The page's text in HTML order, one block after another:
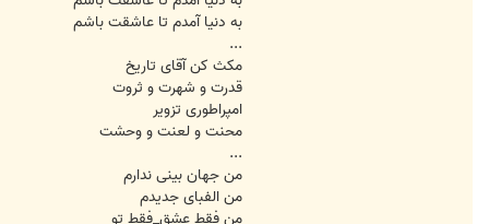
به دنیا آمدم تا عاشقت باشم
...
مکث کن آقای تاریخ
قدرت و شهرت و ثروت
امپراطوری تزویر
محنت و لعنت و وحشت
...
من جهان بینی ندارم
من الفبای جدیدم
من فقط عشق_فقط تو